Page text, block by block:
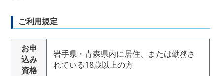
ご利用規定
お申
込み
資格
岩手県・青森県内に居住、または勤務さ
れている18歳以上の方